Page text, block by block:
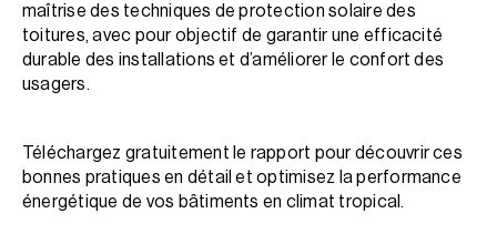
maîtrise des techniques de protection solaire des
toitures, avec pour objectif de garantir une efficacité
durable des installations et d’améliorer le confort des
usagers.
Téléchargez gratuitement le rapport pour découvrir ces
bonnes pratiques en détail et optimisez la performance
énergétique de vos bâtiments en climat tropical.